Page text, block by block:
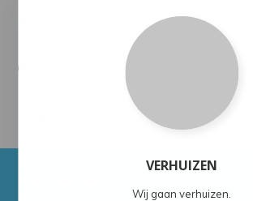
VERHUIZEN
Wij gaan verhuizen.